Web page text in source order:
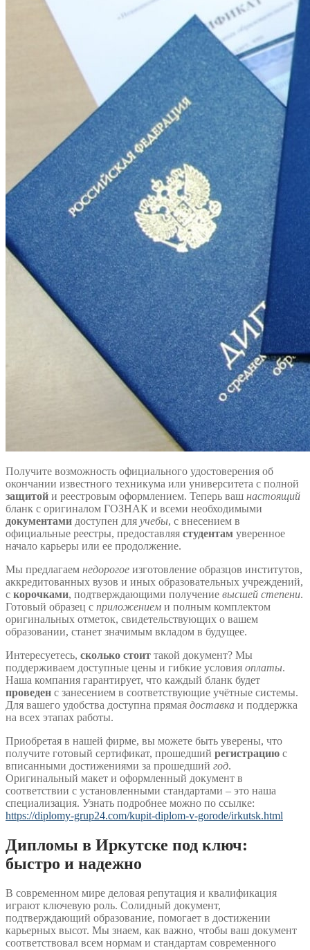
Получите возможность официального удостоверения об
окончании известного техникума или университета с полной
защитой и реестровым оформлением. Теперь ваш настоящий
бланк с оригиналом ГОЗНАК и всеми необходимыми
документами доступен для учебы, с внесением в
официальные реестры, предоставляя студентам уверенное
начало карьеры или ее продолжение.
Мы предлагаем недорогое изготовление образцов институтов,
аккредитованных вузов и иных образовательных учреждений,
с корочками, подтверждающими получение высшей степени.
Готовый образец с приложением и полным комплектом
оригинальных отметок, свидетельствующих о вашем
образовании, станет значимым вкладом в будущее.
Интересуетесь, сколько стоит такой документ? Мы
поддерживаем доступные цены и гибкие условия оплаты.
Наша компания гарантирует, что каждый бланк будет
проведен с занесением в соответствующие учётные системы.
Для вашего удобства доступна прямая доставка и поддержка
на всех этапах работы.
Приобретая в нашей фирме, вы можете быть уверены, что
получите готовый сертификат, прошедший регистрацию с
вписанными достижениями за прошедший год.
Оригинальный макет и оформленный документ в
соответствии с установленными стандартами – это наша
специализация. Узнать подробнее можно по ссылке:
https://diplomy-grup24.com/kupit-diplom-v-gorode/irkutsk.html
Дипломы в Иркутске под ключ:
быстро и надежно
В современном мире деловая репутация и квалификация
играют ключевую роль. Солидный документ,
подтверждающий образование, помогает в достижении
карьерных высот. Мы знаем, как важно, чтобы ваш документ
соответствовал всем нормам и стандартам современного